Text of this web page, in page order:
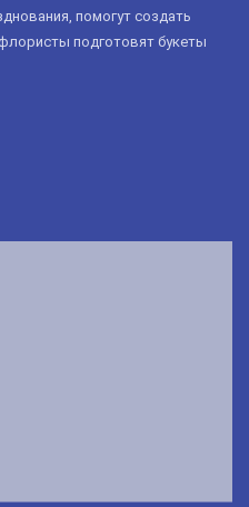
помогут создать
подготовят букеты